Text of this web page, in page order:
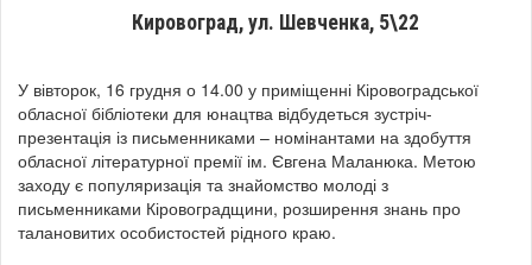
Кировоград, ул. Шевченка, 5\22
У вівторок, 16 грудня о 14.00 у приміщенні Кіровоградської
обласної бібліотеки для юнацтва відбудеться зустріч-
презентація із письменниками – номінантами на здобуття
обласної літературної премії ім. Євгена Маланюка. Метою
заходу є популяризація та знайомство молоді з
письменниками Кіровоградщини, розширення знань про
талановитих особистостей рідного краю.